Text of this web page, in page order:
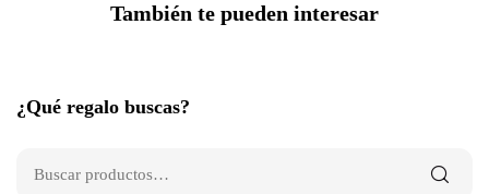
También te pueden interesar
¿Qué regalo buscas?